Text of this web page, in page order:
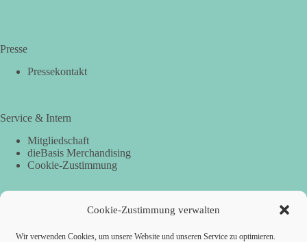
Cookie-Zustimmung verwalten
Wir verwenden Cookies, um unsere Website und unseren Service zu optimieren.
Presse
Pressekontakt
Service & Intern
Mitgliedschaft
dieBasis Merchandising
Cookie-Zustimmung
Per Banküberweisung: